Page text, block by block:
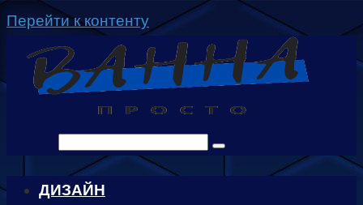
Перейти к контенту
ДИЗАЙН